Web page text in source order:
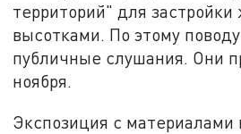
территорий" для
высотками. По этому
публичные слушания. Они
ноября.
Экспозиция с материалами